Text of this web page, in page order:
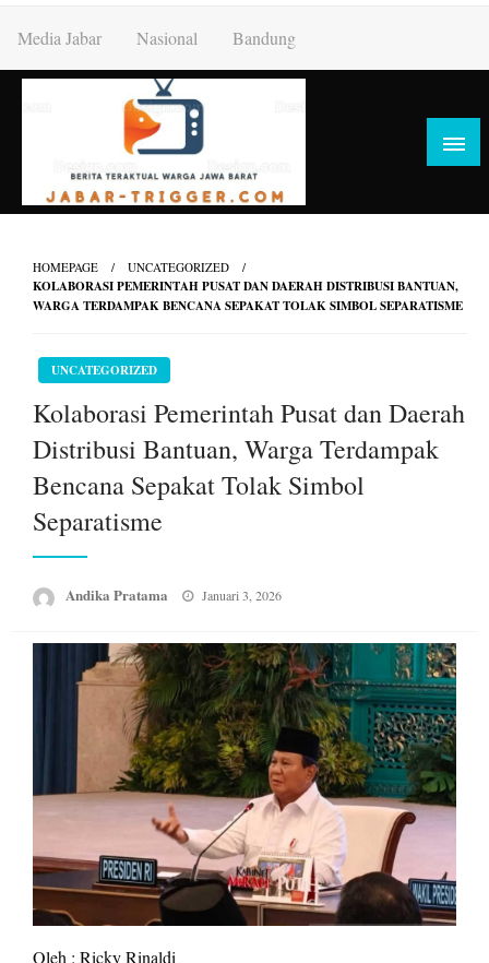
content
Media Jabar Nasional Bandung
HOMEPAGE UNCATEGORIZED
KOLABORASI PEMERINTAH PUSAT DAN DAERAH DISTRIBUSI BANTUAN,
WARGA TERDAMPAK BENCANA SEPAKAT TOLAK SIMBOL SEPARATISME
UNCATEGORIZED
Kolaborasi Pemerintah Pusat dan Daerah
Distribusi Bantuan, Warga Terdampak
Bencana Sepakat Tolak Simbol
Separatisme
Andika Pratama
Posted
Januari 3, 2026
Oleh : Ricky Rinaldi